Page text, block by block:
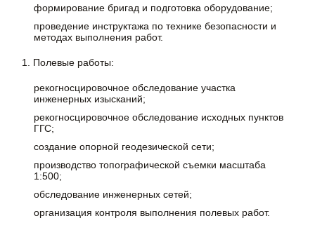
формирование бригад и подготовка оборудование;
проведение инструктажа по технике безопасности и
методах выполнения работ.
Полевые работы:
рекогносцировочное обследование участка
инженерных изысканий;
рекогносцировочное обследование исходных пунктов
ГГС;
создание опорной геодезической сети;
производство топографической съемки масштаба
1:500;
обследование инженерных сетей;
организация контроля выполнения полевых работ.